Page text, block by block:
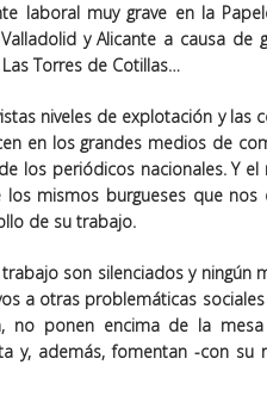
laboral muy grave en la
y Alicante a causa de
Torres de Cotillas…
niveles de explotación y las
en los grandes medios de
los periódicos nacionales. Y
mismos burgueses que nos
de su trabajo.
son silenciados y ningún
a otras problemáticas
no ponen encima de la
y, además, fomentan -con su